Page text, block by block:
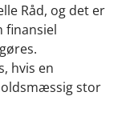
Råd, og det er
finansiel
hvis en
stor